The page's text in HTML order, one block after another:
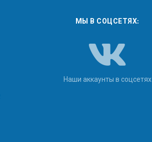
МЫ В СОЦСЕТЯХ:
Наши аккаунты в соцсетях